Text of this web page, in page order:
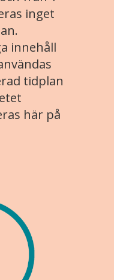
inget
innehåll
tidplan
här på